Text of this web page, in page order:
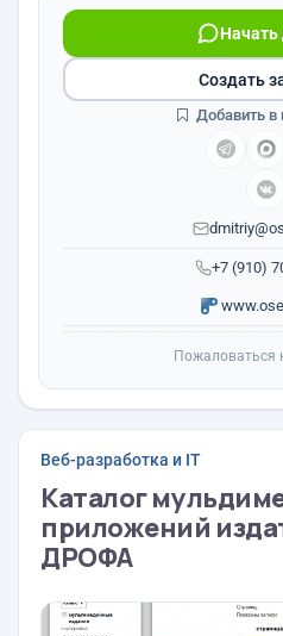
+7 (910)
Начать
Создать
Добавить в
Пожаловаться
Веб-разработка и IT
Каталог
приложений
ДРОФА